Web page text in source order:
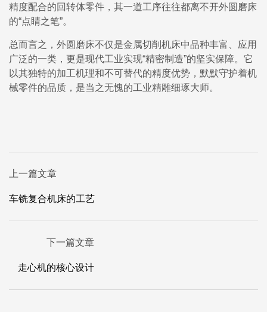
精度配合的回转体零件，其一道工序往往都离不开外圆磨床
的“点睛之笔”。
总而言之，外圆磨床不仅是金属切削机床中品种丰富、应用
广泛的一类，更是现代工业实现“精密制造”的坚实保障。它
以其独特的加工机理和不可替代的精度优势，默默守护着机
械零件的品质，是当之无愧的工业精雕细琢大师。
上一篇文章
车铣复合机床的工艺
下一篇文章
走心机的核心设计